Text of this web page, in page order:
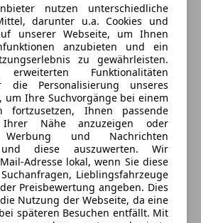
nutzen unterschiedliche
darunter u.a. Cookies und
unserer Webseite, um Ihnen
anzubieten und ein
zu gewährleisten.
Funktionalitäten
die Personalisierung unseres
um Ihre Suchvorgänge bei einem
fortzusetzen, Ihnen passende
Nähe anzuzeigen oder
Werbung und Nachrichten
und diese auszuwerten. Wir
Adresse lokal, wenn Sie diese
Lieblingsfahrzeuge
Preisbewertung angeben. Dies
Nutzung der Webseite, da eine
späteren Besuchen entfällt. Mit